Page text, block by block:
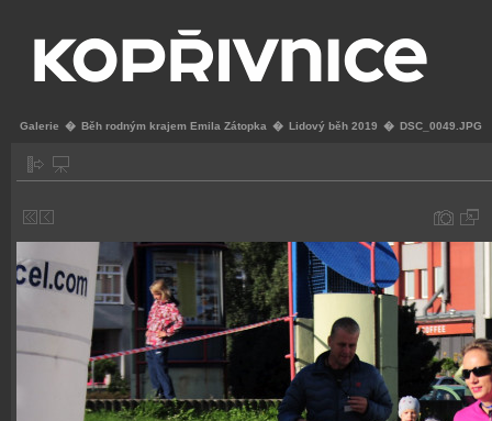
Galerie � Běh rodným krajem Emila Zátopka � Lidový běh 2019 � DSC_0049.JPG